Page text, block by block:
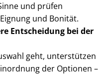
und prüfen
und Bonität.
Entscheidung bei der
geht, unterstützen
der Optionen –